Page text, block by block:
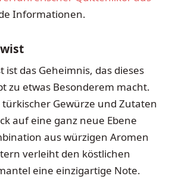
Informationen.
ist das Geheimnis, das dieses
zu etwas Besonderem macht.
türkischer Gewürze und Zutaten
auf eine ganz neue Ebene
aus würzigen Aromen
verleiht den köstlichen
eine einzigartige Note.